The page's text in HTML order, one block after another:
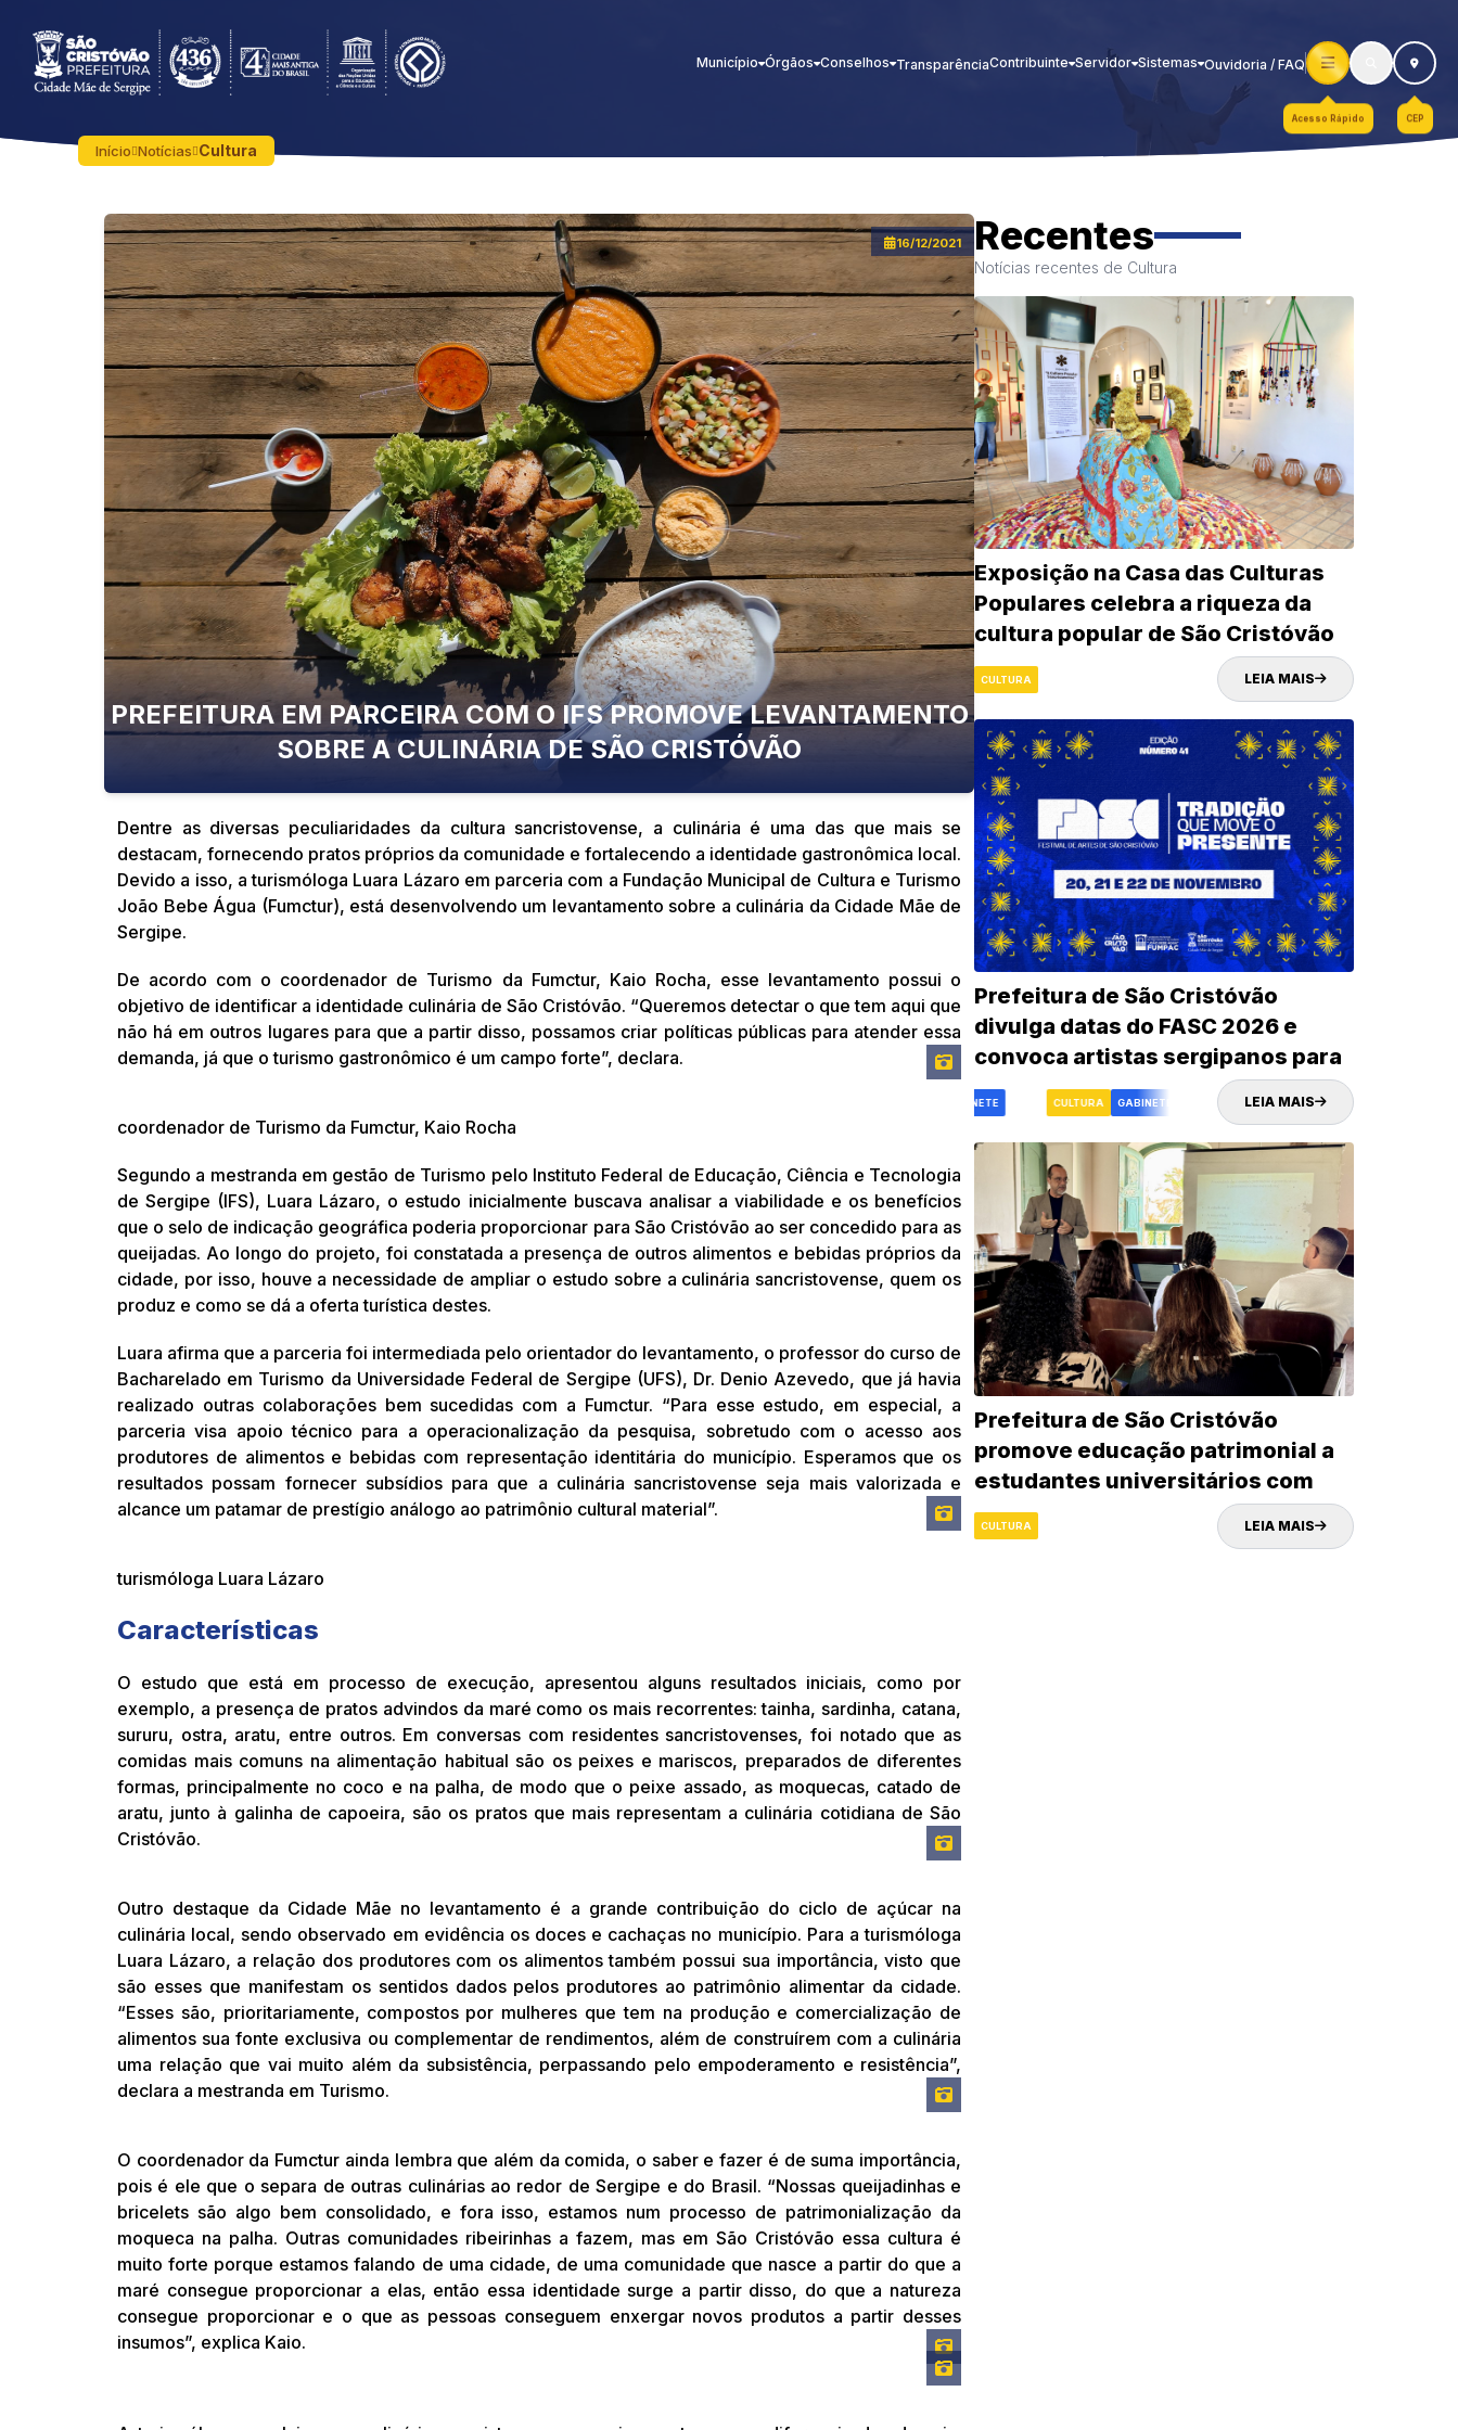
Município Órgãos Conselhos TransparênciaContribuinte Servidor Sistemas Ouvidoria / FAQ
Acesso Rápido CEP
Início Notícias Cultura
16/12/2021
PREFEITURA EM PARCEIRA COM O IFS PROMOVE LEVANTAMENTO
SOBRE A CULINÁRIA DE SÃO CRISTÓVÃO
Dentre as diversas peculiaridades da cultura sancristovense, a culinária é uma das que mais se
destacam, fornecendo pratos próprios da comunidade e fortalecendo a identidade gastronômica local.
Devido a isso, a turismóloga Luara Lázaro em parceria com a Fundação Municipal de Cultura e Turismo
João Bebe Água (Fumctur), está desenvolvendo um levantamento sobre a culinária da Cidade Mãe de
Sergipe.
De acordo com o coordenador de Turismo da Fumctur, Kaio Rocha, esse levantamento possui o
objetivo de identificar a identidade culinária de São Cristóvão. “Queremos detectar o que tem aqui que
não há em outros lugares para que a partir disso, possamos criar políticas públicas para atender essa
demanda, já que o turismo gastronômico é um campo forte”, declara.
coordenador de Turismo da Fumctur, Kaio Rocha
Segundo a mestranda em gestão de Turismo pelo Instituto Federal de Educação, Ciência e Tecnologia
de Sergipe (IFS), Luara Lázaro, o estudo inicialmente buscava analisar a viabilidade e os benefícios
que o selo de indicação geográfica poderia proporcionar para São Cristóvão ao ser concedido para as
queijadas. Ao longo do projeto, foi constatada a presença de outros alimentos e bebidas próprios da
cidade, por isso, houve a necessidade de ampliar o estudo sobre a culinária sancristovense, quem os
produz e como se dá a oferta turística destes.
Luara afirma que a parceria foi intermediada pelo orientador do levantamento, o professor do curso de
Bacharelado em Turismo da Universidade Federal de Sergipe (UFS), Dr. Denio Azevedo, que já havia
realizado outras colaborações bem sucedidas com a Fumctur. “Para esse estudo, em especial, a
parceria visa apoio técnico para a operacionalização da pesquisa, sobretudo com o acesso aos
produtores de alimentos e bebidas com representação identitária do município. Esperamos que os
resultados possam fornecer subsídios para que a culinária sancristovense seja mais valorizada e
alcance um patamar de prestígio análogo ao patrimônio cultural material”.
turismóloga Luara Lázaro
Características
O estudo que está em processo de execução, apresentou alguns resultados iniciais, como por
exemplo, a presença de pratos advindos da maré como os mais recorrentes: tainha, sardinha, catana,
sururu, ostra, aratu, entre outros. Em conversas com residentes sancristovenses, foi notado que as
comidas mais comuns na alimentação habitual são os peixes e mariscos, preparados de diferentes
formas, principalmente no coco e na palha, de modo que o peixe assado, as moquecas, catado de
aratu, junto à galinha de capoeira, são os pratos que mais representam a culinária cotidiana de São
Cristóvão.
Outro destaque da Cidade Mãe no levantamento é a grande contribuição do ciclo de açúcar na
culinária local, sendo observado em evidência os doces e cachaças no município. Para a turismóloga
Luara Lázaro, a relação dos produtores com os alimentos também possui sua importância, visto que
são esses que manifestam os sentidos dados pelos produtores ao patrimônio alimentar da cidade.
“Esses são, prioritariamente, compostos por mulheres que tem na produção e comercialização de
alimentos sua fonte exclusiva ou complementar de rendimentos, além de construírem com a culinária
uma relação que vai muito além da subsistência, perpassando pelo empoderamento e resistência”,
declara a mestranda em Turismo.
O coordenador da Fumctur ainda lembra que além da comida, o saber e fazer é de suma importância,
pois é ele que o separa de outras culinárias ao redor de Sergipe e do Brasil. “Nossas queijadinhas e
bricelets são algo bem consolidado, e fora isso, estamos num processo de patrimonialização da
moqueca na palha. Outras comunidades ribeirinhas a fazem, mas em São Cristóvão essa cultura é
muito forte porque estamos falando de uma cidade, de uma comunidade que nasce a partir do que a
maré consegue proporcionar a elas, então essa identidade surge a partir disso, do que a natureza
consegue proporcionar e o que as pessoas conseguem enxergar novos produtos a partir desses
insumos”, explica Kaio.
Recentes
Notícias recentes de Cultura
Exposição na Casa das Culturas
Populares celebra a riqueza da
cultura popular de São Cristóvão
CULTURA LEIA MAIS
Prefeitura de São Cristóvão
divulga datas do FASC 2026 e
convoca artistas sergipanos para
credenciamento
GABINETE CULTURA GABINETE CULTURA
LEIA MAIS
Prefeitura de São Cristóvão
promove educação patrimonial a
estudantes universitários com
foco em preservação e
valorização da história da cidade
CULTURA LEIA MAIS